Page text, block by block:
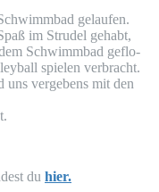
gelau­fen.
im Stru­del gehabt,
Schwimm­bad geflo­
spie­len ver­bracht.
uns ver­ge­bens mit den
du hier.